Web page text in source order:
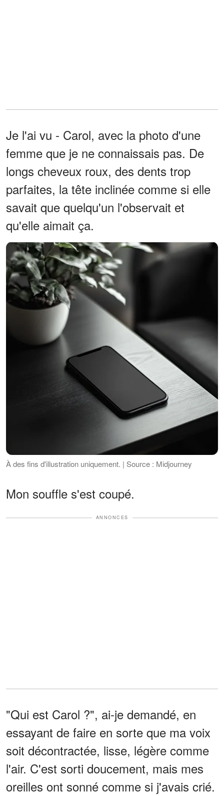
Je l'ai vu - Carol, avec la photo d'une
femme que je ne connaissais pas. De
longs cheveux roux, des dents trop
parfaites, la tête inclinée comme si elle
savait que quelqu'un l'observait et
qu'elle aimait ça.
À des fins d'illustration uniquement. | Source : Midjourney
Mon souffle s'est coupé.
ANNONCES
"Qui est Carol ?", ai-je demandé, en
essayant de faire en sorte que ma voix
soit décontractée, lisse, légère comme
l'air. C'est sorti doucement, mais mes
oreilles ont sonné comme si j'avais crié.